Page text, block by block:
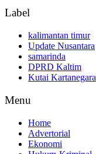
Label
kalimantan timur
Update Nusantara
samarinda
DPRD Kaltim
Kutai Kartanegara
Menu
Home
Advertorial
Ekonomi